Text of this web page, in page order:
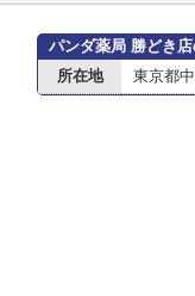
パンダ薬局 勝どき
所在地
東京都